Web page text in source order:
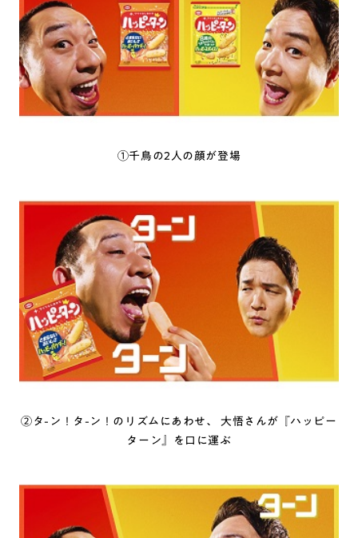
①千鳥の2人の顔が登場
②タ-ン！タ-ン！のリズムにあわせ、 大悟さんが『ハッピー
ターン』を口に運ぶ